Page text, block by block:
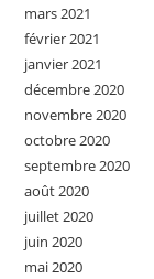
mars 2021
février 2021
janvier 2021
décembre 2020
novembre 2020
octobre 2020
septembre 2020
août 2020
juillet 2020
juin 2020
mai 2020